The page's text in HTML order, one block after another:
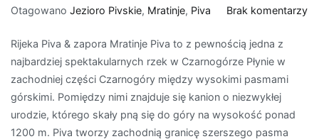
Otagowano Jezioro Pivskie, Mratinje, Piva Brak komentarzydo
Rijeka Piva & zapora Mratinje Piva to z pewnością jedna z
najbardziej spektakularnych rzek w Czarnogórze Płynie w
zachodniej części Czarnogóry między wysokimi pasmami
górskimi. Pomiędzy nimi znajduje się kanion o niezwykłej
urodzie, którego skały pną się do góry na wysokość ponad
1200 m. Piva tworzy zachodnią granicę szerszego pasma